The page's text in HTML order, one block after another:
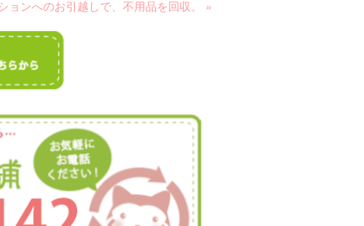
ョンへのお引越しで、不用品を回収。 »